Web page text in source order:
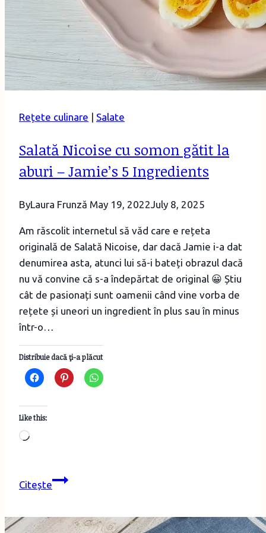
Rețete culinare | Salate
Salată Nicoise cu somon gătit la
aburi – Jamie’s 5 Ingredients
ByLaura Frunză May 19, 2022 July 8, 2025
Am răscolit internetul să văd care e rețeta
originală de Salată Nicoise, dar dacă Jamie i-a dat
denumirea asta, atunci lui să-i bateți obrazul dacă
nu vă convine că s-a îndepărtat de original 😀 Știu
cât de pasionați sunt oamenii când vine vorba de
rețete și uneori un ingredient în plus sau în minus
într-o…
Distribuie dacă ţi-a plăcut
Like this:
Loading…
CiteșteSalată
somon